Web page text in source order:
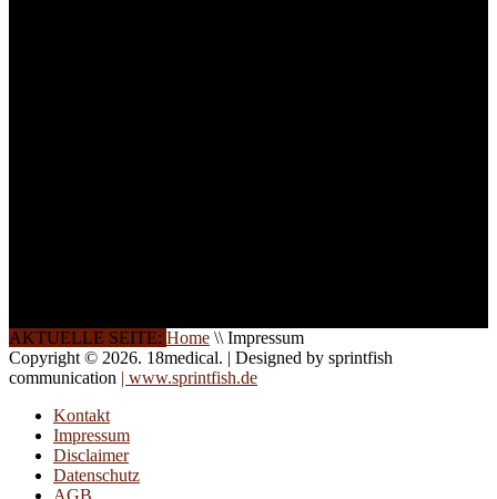
AKTUELLE SEITE: Home \\ Impressum
Copyright © 2026. 18medical. | Designed by sprintfish
communication | www.sprintfish.de
Kontakt
Impressum
Disclaimer
Datenschutz
AGB